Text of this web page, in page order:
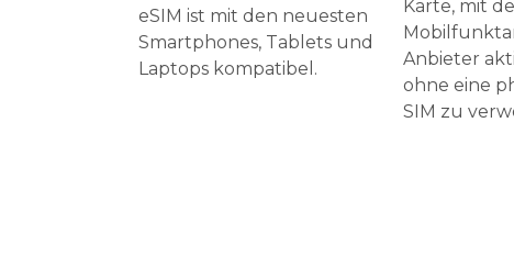
eSIM ist mit den neuesten
Smartphones, Tablets und
Laptops kompatibel.
Karte, mit
Anbieter
ohne eine
SIM zu